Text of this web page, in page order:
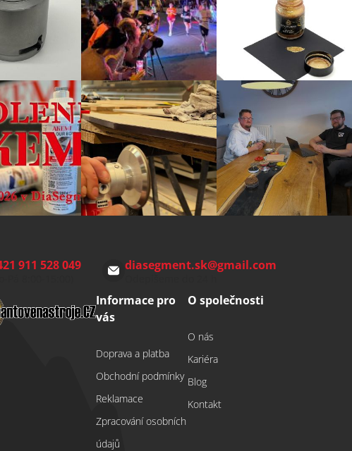
911 528 049 diasegment.sk@gmail.com
Informace pro
vás
Doprava a platba
Obchodní podmínky
Reklamace
Zpracování osobních
údajů
O společnosti
O nás
Kariéra
Blog
Kontakt